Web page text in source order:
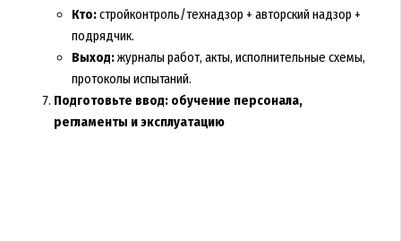
Кто:стройконтроль/технадзор + авторский надзор +
подрядчик.
Выход:журналы работ, акты, исполнительные схемы,
протоколы испытаний.
Подготовьте ввод: обучение персонала,
регламенты и эксплуатацию